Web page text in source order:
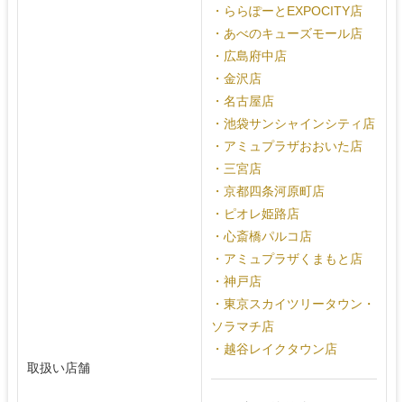
取扱い店舗
・ららぽーとEXPOCITY店
・あべのキューズモール店
・広島府中店
・金沢店
・名古屋店
・池袋サンシャインシティ店
・アミュプラザおおいた店
・三宮店
・京都四条河原町店
・ピオレ姫路店
・心斎橋パルコ店
・アミュプラザくまもと店
・神戸店
・東京スカイツリータウン・
ソラマチ店
・越谷レイクタウン店